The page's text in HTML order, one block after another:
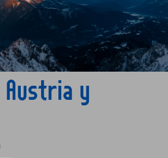
ORIENTE
PROMOCIONES
COMPRAR
Austria y